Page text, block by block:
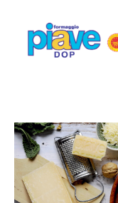
raccolta